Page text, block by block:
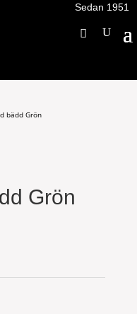
Sedan 1951
bädd Grön
Grön